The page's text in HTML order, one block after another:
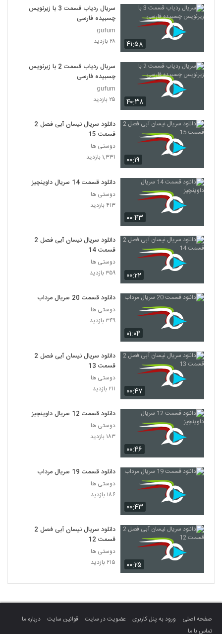
۴۱:۵۸
سریال ردیاب قسمت 3 با زیرنویس
چسبیده فارسی
gufum
۲۸ بازدید
۴۰:۳۸
سریال ردیاب قسمت 2 با زیرنویس
چسبیده فارسی
gufum
۲۵ بازدید
۰۰:۱۹
دانلود سریال نیسان آبی فصل 2
قسمت 15
دوستی ها
۱,۳۳۱ بازدید
۰۰:۴۳
دانلود قسمت 14 سریال داوینچیز
دوستی ها
۴۱۳ بازدید
۰۰:۲۲
دانلود سریال نیسان آبی فصل 2
قسمت 14
دوستی ها
۳۵۹ بازدید
۰۱:۰۴
دانلود قسمت 20 سریال مرداب
دوستی ها
۳۴۹ بازدید
۰۰:۴۷
دانلود سریال نیسان آبی فصل 2
قسمت 13
دوستی ها
۲۱۱ بازدید
۰۰:۴۶
دانلود قسمت 12 سریال داوینچیز
دوستی ها
۱۸۳ بازدید
۰۰:۴۳
دانلود قسمت 19 سریال مرداب
دوستی ها
۱۸۶ بازدید
۰۰:۲۵
دانلود سریال نیسان آبی فصل 2
قسمت 12
دوستی ها
۲۱۵ بازدید
صفحه اصلی ورود به پنل کاربری عضویت در سایت قوانین سایت
درباره ما
تماس با ما